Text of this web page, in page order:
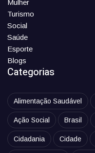
Mulher
Turismo
Social
Saúde
Esporte
Blogs
Categorias
Alimentação Saudável
Ação Social Brasil
Cidadania Cidade